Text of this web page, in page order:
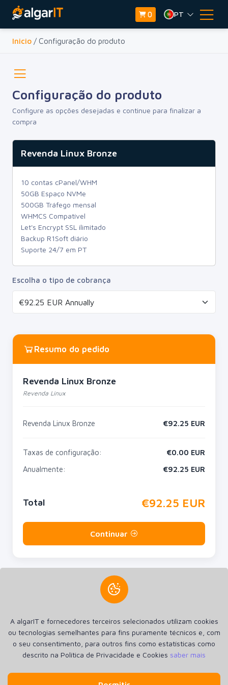
0 PT
Inicio / Configuração do produto
Configuração do produto
Configure as opções desejadas e continue para finalizar a
compra
Revenda Linux Bronze
10 contas cPanel/WHM
50GB Espaço NVMe
500GB Tráfego mensal
WHMCS Compatível
Let's Encrypt SSL ilimitado
Backup R1Soft diário
Suporte 24/7 em PT
Escolha o tipo de cobrança
Resumo do pedido
Revenda Linux Bronze
Revenda Linux
Revenda Linux Bronze €92.25 EUR
Taxas de configuração: €0.00 EUR
Anualmente:
€92.25 EUR
Total €92.25 EUR
Continuar
online Aplicações Android e Apple iOS. Hospedagem SSD de
alta performance e Registro de Domínios.
InicioAnúnciosPolítica de Privacidade e Cookies
A algarIT e fornecedores terceiros selecionados utilizam cookies
ou tecnologias semelhantes para fins puramente técnicos e, com
o seu consentimento, para outros fins como estatísticas como
descrito na Política de Privacidade e Cookies saber mais